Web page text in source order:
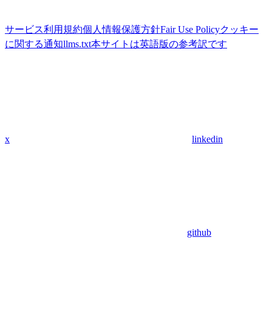
サービス利用規約個人情報保護方針Fair Use Policyクッキー
に関する通知llms.txt本サイトは英語版の参考訳です
x linkedin
github